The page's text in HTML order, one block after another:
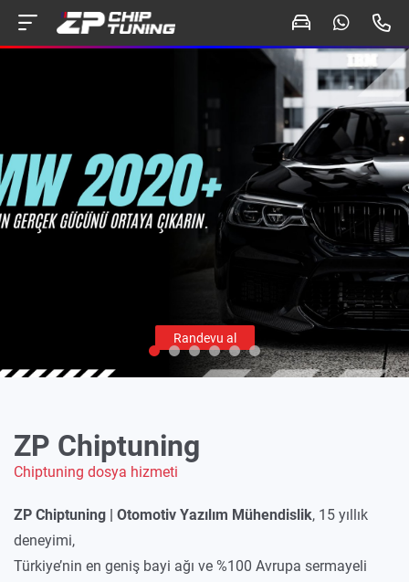
Randevu al
ZP Chiptuning
Chiptuning dosya hizmeti
ZP Chiptuning | Otomotiv Yazılım Mühendislik, 15 yıllık
deneyimi,
Türkiye’nin en geniş bayi ağı ve %100 Avrupa sermayeli